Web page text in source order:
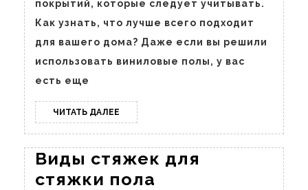
покрытий, которые следует учитывать.
Как узнать, что лучше всего подходит
для вашего дома? Даже если вы решили
использовать виниловые полы, у вас
есть еще
ЧИТАТЬ ДАЛЕЕ ЧИТАТЬ
ДАЛЕЕ
Виды стяжек для
стяжки пола